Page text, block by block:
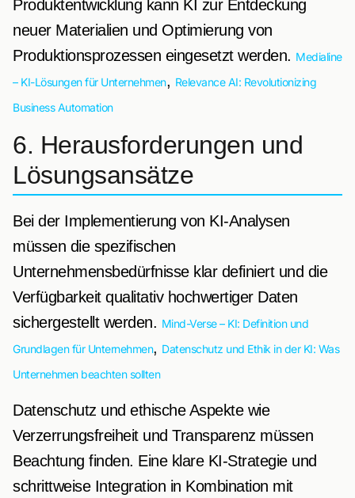
Produktentwicklung kann KI zur Entdeckung
neuer Materialien und Optimierung von
Produktionsprozessen eingesetzt werden. Medialine
– KI-Lösungen für Unternehmen, Relevance AI: Revolutionizing
Business Automation
6. Herausforderungen und
Lösungsansätze
Bei der Implementierung von KI-Analysen
müssen die spezifischen
Unternehmensbedürfnisse klar definiert und die
Verfügbarkeit qualitativ hochwertiger Daten
sichergestellt werden. Mind-Verse – KI: Definition und
Grundlagen für Unternehmen, Datenschutz und Ethik in der KI: Was
Unternehmen beachten sollten
Datenschutz und ethische Aspekte wie
Verzerrungsfreiheit und Transparenz müssen
Beachtung finden. Eine klare KI-Strategie und
schrittweise Integration in Kombination mit